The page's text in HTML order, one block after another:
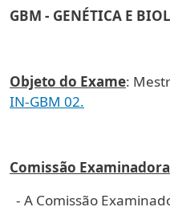
GBM - GENÉTICA E
Objeto do Exame:
IN-GBM 02.
Comissão
- A Comissão